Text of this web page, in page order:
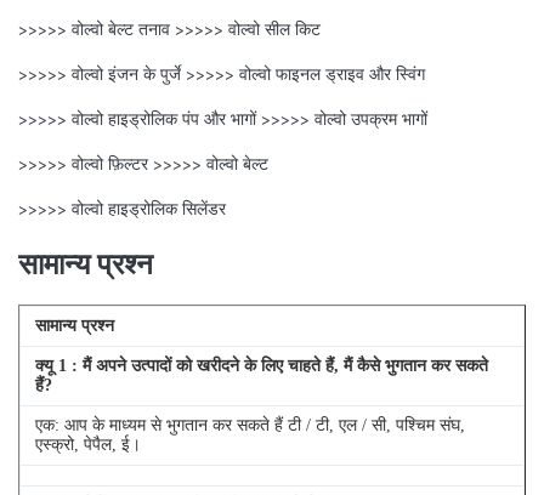
>>>>> वोल्वो बेल्ट तनाव >>>>> वोल्वो सील किट
>>>>> वोल्वो इंजन के पुर्जे >>>>> वोल्वो फाइनल ड्राइव और स्विंग
>>>>> वोल्वो हाइड्रोलिक पंप और भागों >>>>> वोल्वो उपक्रम भागों
>>>>> वोल्वो फ़िल्टर >>>>> वोल्वो बेल्ट
>>>>> वोल्वो हाइड्रोलिक सिलेंडर
सामान्य प्रश्न
सामान्य प्रश्न
क्यू 1 : मैं अपने उत्पादों को खरीदने के लिए चाहते हैं, मैं कैसे भुगतान कर सकते
हैं?
एक: आप के माध्यम से भुगतान कर सकते हैं टी / टी, एल / सी, पश्चिम संघ,
एस्क्रो, पेपैल, ई।